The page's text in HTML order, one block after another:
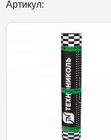
Артикул: